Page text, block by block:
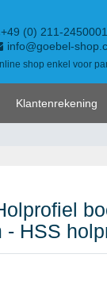
Klantenrekening
+49 (0) 211-
info@goebel-
shop enkel voor
- HSS